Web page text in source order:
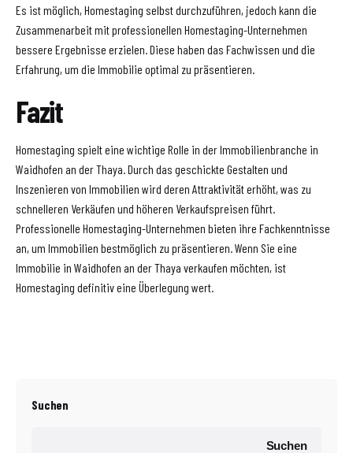
Es ist möglich, Homestaging selbst durchzuführen, jedoch kann die
Zusammenarbeit mit professionellen Homestaging-Unternehmen
bessere Ergebnisse erzielen. Diese haben das Fachwissen und die
Erfahrung, um die Immobilie optimal zu präsentieren.
Fazit
Homestaging spielt eine wichtige Rolle in der Immobilienbranche in
Waidhofen an der Thaya. Durch das geschickte Gestalten und
Inszenieren von Immobilien wird deren Attraktivität erhöht, was zu
schnelleren Verkäufen und höheren Verkaufspreisen führt.
Professionelle Homestaging-Unternehmen bieten ihre Fachkenntnisse
an, um Immobilien bestmöglich zu präsentieren. Wenn Sie eine
Immobilie in Waidhofen an der Thaya verkaufen möchten, ist
Homestaging definitiv eine Überlegung wert.
Suchen
Suchen